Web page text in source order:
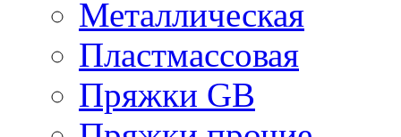
Металлическая
Пластмассовая
Пряжки GB